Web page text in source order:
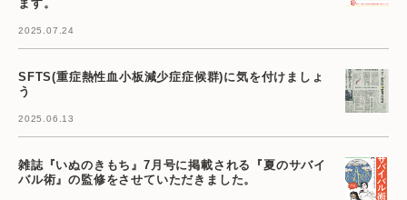
ます。
2025.07.24
SFTS(重症熱性血小板減少症症候群)に気を付けましょ
う
2025.06.13
雑誌『いぬのきもち』7月号に掲載される『夏のサバイ
バル術』の監修をさせていただきました。